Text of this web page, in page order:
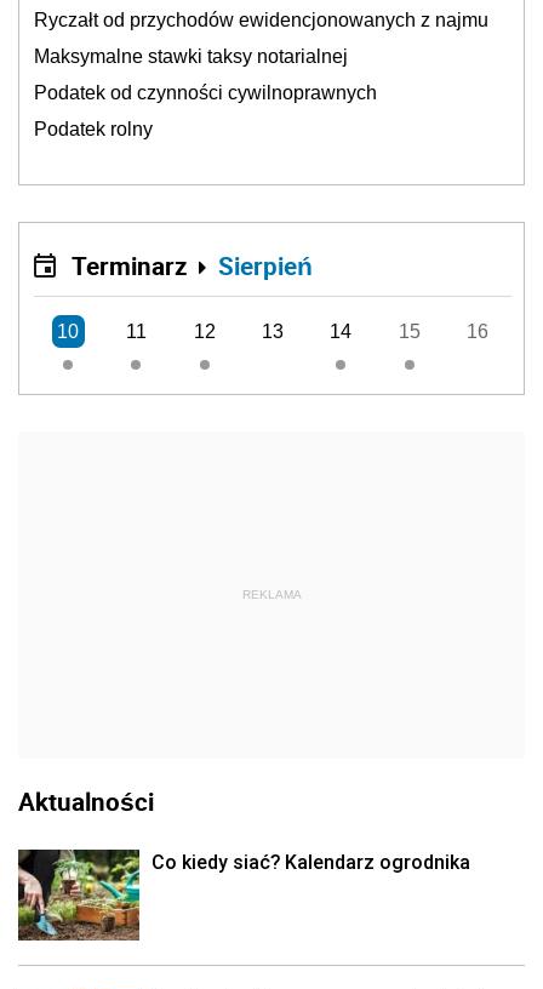
Ryczałt od przychodów ewidencjonowanych z najmu
Maksymalne stawki taksy notarialnej
Podatek od czynności cywilnoprawnych
Podatek rolny
Terminarz Sierpień
10 11 12 13 14 15 16
REKLAMA
Aktualności
Co kiedy siać? Kalendarz ogrodnika